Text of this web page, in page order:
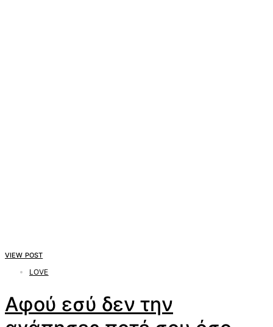
VIEW POST
LOVE
Αφού εσύ δεν την